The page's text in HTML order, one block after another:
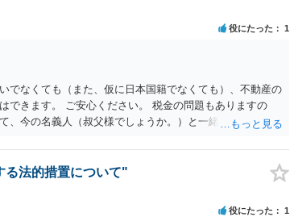
役にたった 1
でなくても（また、仮に日本国籍でなくても）、不動産の
できます。 ご安心ください。 税金の問題もありますの
、今の名義人（叔父様でしょうか。）と一緒に、 お近く
る法的措置について"
役にたった 1